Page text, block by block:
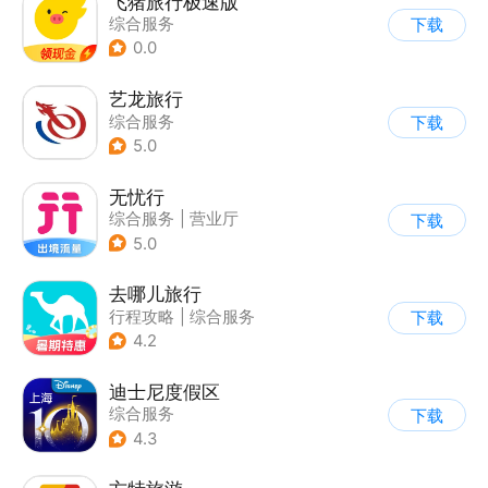
综合服务
0.0
下载
艺龙旅行
综合服务
5.0
下载
无忧行
综合服务
营业厅
5.0
下载
去哪儿旅行
行程攻略
综合服务
4.2
下载
迪士尼度假区
综合服务
4.3
下载